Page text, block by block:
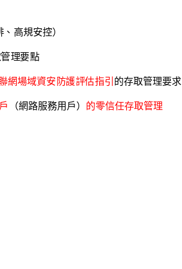
、高規安控）
管理要點
網場域資安 防護評估指引 的存取管理要求
（網路服務用 戶 ） 的零信任存取管理